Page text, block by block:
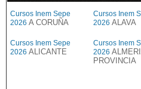
Cursos Inem Sepe
2026 A CORUÑA
Cursos Inem
2026 ALAVA
Cursos Inem Sepe
2026 ALICANTE
Cursos Inem
2026
PROVINCIA